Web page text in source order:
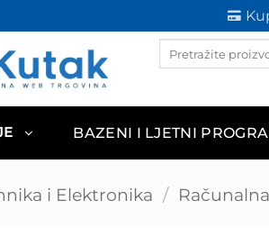
Products
BAZENI I LJETNI
i Elektronika /